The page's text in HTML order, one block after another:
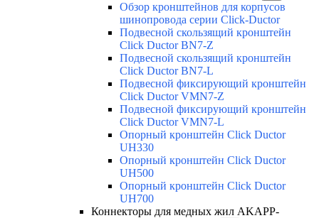
Обзор кронштейнов для корпусов
шинопровода серии Click-Ductor
Подвесной скользящий кронштейн
Click Ductor BN7-Z
Подвесной скользящий кронштейн
Click Ductor BN7-L
Подвесной фиксирующий кронштейн
Click Ductor VMN7-Z
Подвесной фиксирующий кронштейн
Click Ductor VMN7-L
Опорный кронштейн Click Ductor
UH330
Опорный кронштейн Click Ductor
UH500
Опорный кронштейн Click Ductor
UH700
Коннекторы для медных жил AKAPP-